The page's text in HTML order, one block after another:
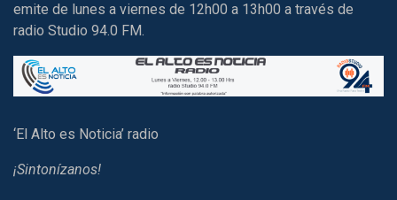
emite de lunes a viernes de 12h00 a 13h00 a través de
radio Studio 94.0 FM.
‘El Alto es Noticia’ radio
¡Sintonízanos!